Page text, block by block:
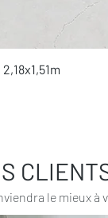
le mieux à